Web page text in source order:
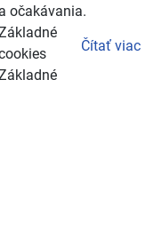
očakávania.
Čítať viac